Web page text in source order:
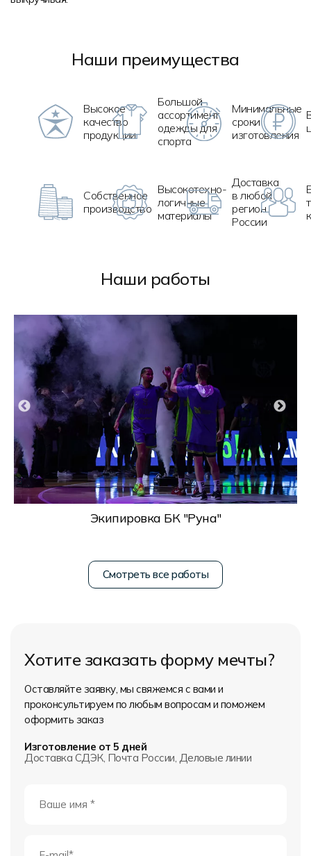
Наши преимущества
Высокое
качество
продукции
Большой
ассортимент
одежды для
спорта
Минимальные
сроки
изготовления
Собственное
производство
Высокотехно-
логичные
материалы
Доставка
в любой
регион
России
Наши работы
Экипировка БК "Руна"
Смотреть все работы
Хотите заказать форму мечты?
Оставляйте заявку, мы свяжемся с вами и
проконсультируем по любым вопросам и поможем
оформить заказ
Изготовление от 5 дней
Доставка СДЭК, Почта России, Деловые линии